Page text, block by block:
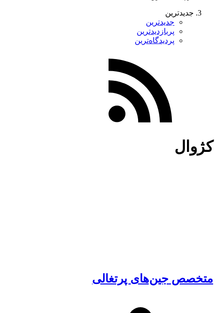
جدیدترین
جدیدترین
پربازدیدترین
پردیدگاه‌ترین
کژوال
متخصص جین‌های پرتغالی